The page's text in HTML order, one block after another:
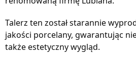
Talerz ten został starannie
jakości porcelany, gwarantując
także estetyczny wygląd.